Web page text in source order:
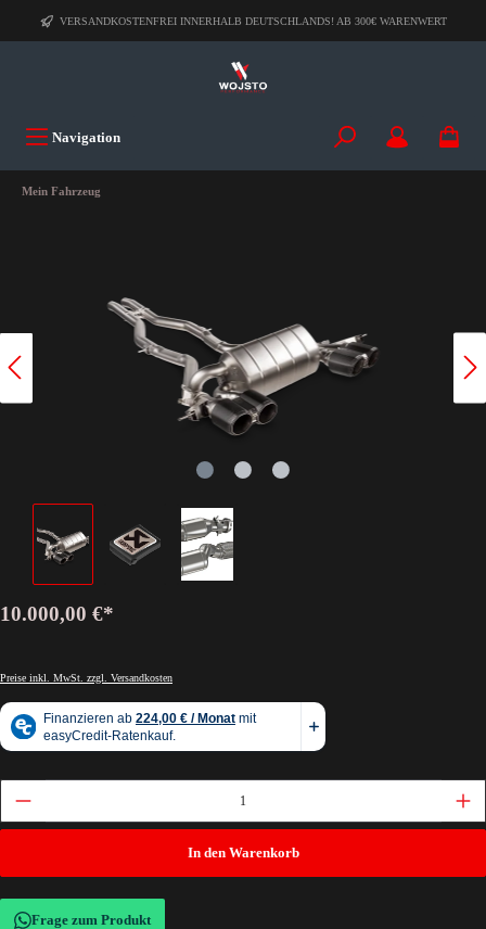
VERSANDKOSTENFREI INNERHALB DEUTSCHLANDS! AB 300€ WARENWERT
Navigation
Mein Fahrzeug
10.000,00 €*
Preise inkl. MwSt. zzgl. Versandkosten
In den Warenkorb
Frage zum Produkt